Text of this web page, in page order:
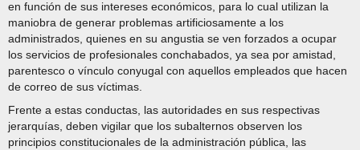
en función de sus intereses económicos, para lo cual utilizan la
maniobra de generar problemas artificiosamente a los
administrados, quienes en su angustia se ven forzados a ocupar
los servicios de profesionales conchabados, ya sea por amistad,
parentesco o vínculo conyugal con aquellos empleados que hacen
de correo de sus víctimas.
Frente a estas conductas, las autoridades en sus respectivas
jerarquías, deben vigilar que los subalternos observen los
principios constitucionales de la administración pública, las